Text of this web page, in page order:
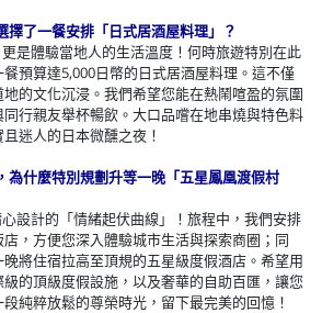
擇了一餐安排「日式居酒屋料理」？
是體驗當地人的生活溫度！何時旅遊特別在此
預算達5,000日幣的日式居酒屋料理。這不僅
的文化沉浸。我們希望您能在熱鬧喧盈的氛圍
行親友舉杯暢飲。大口品嚐在地串燒與特色料
迷人的日本微醺之夜！
為什麼特別規劃升等一晚「五星鳳凰渡假村
設計的「情緒起伏曲線」！旅程中，我們安排
，方便您深入體驗城市生活與探索商圈；同
將住宿拉高至頂規的五星級度假酒店。希望用
的頂級度假設施，以及奢華的自助百匯，讓您
純粹放鬆的尊榮時光，留下最完美的回憶！